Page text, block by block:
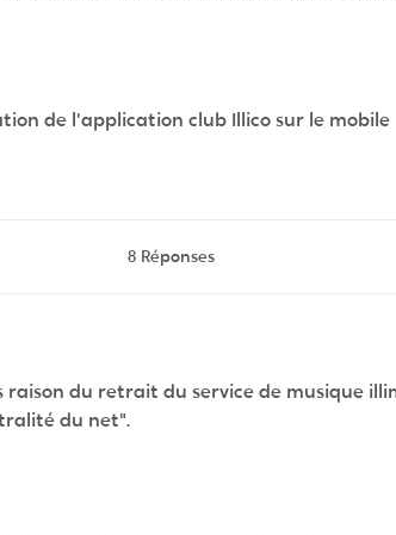
de l'application club Illico sur le mobile
8 Réponses
raison du retrait du service de musique
du net".